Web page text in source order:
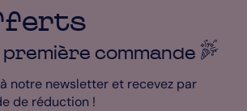
commande
notre newsletter et recevez par
de réduction !